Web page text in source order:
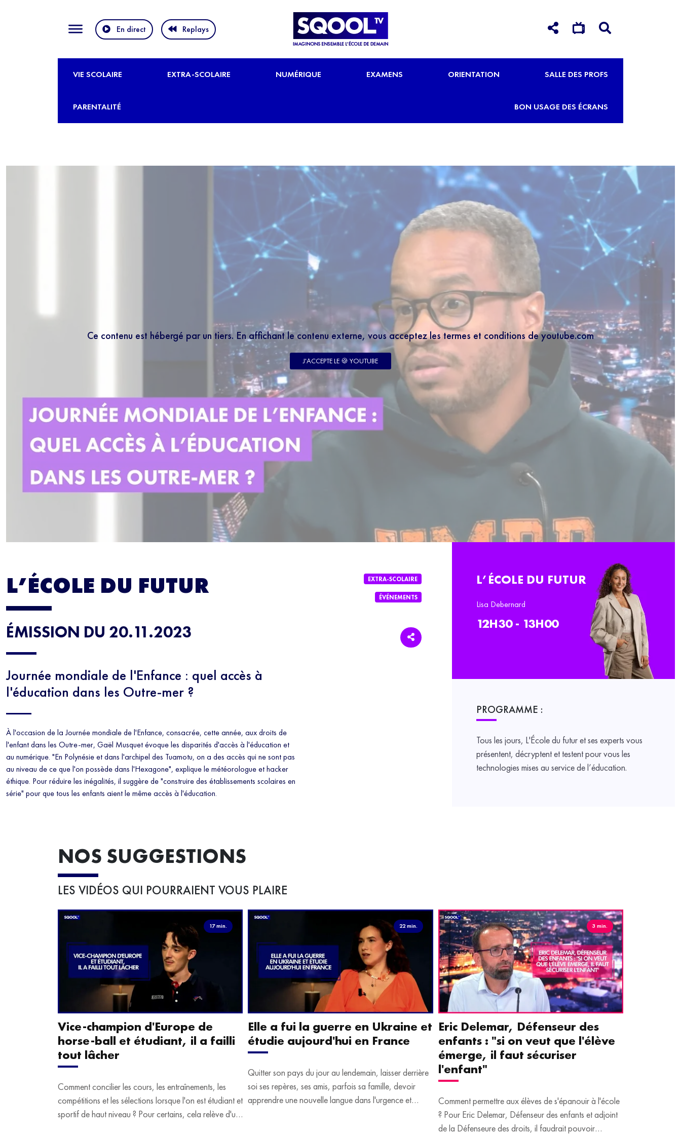
En direct Replays
VIE SCOLAIRE EXTRA-SCOLAIRE NUMÉRIQUE EXAMENS ORIENTATION SALLE DES PROFS
PARENTALITÉ BON USAGE DES ÉCRANS
Ce contenu est hébergé par un tiers. En affichant le contenu externe, vous acceptez les termes et conditions de youtube.com
J'ACCEPTE LE 🍪 YOUTUBE
L’ÉCOLE DU FUTUR
ÉMISSION DU 20.11.2023
Journée mondiale de l'Enfance : quel accès à
l'éducation dans les Outre-mer ?
À l'occasion de la Journée mondiale de l'Enfance, consacrée, cette année, aux droits de
l'enfant dans les Outre-mer, Gaël Musquet évoque les disparités d'accès à l'éducation et
au numérique. "En Polynésie et dans l'archipel des Tuamotu, on a des accès qui ne sont pas
au niveau de ce que l'on possède dans l'Hexagone", explique le météorologue et hacker
éthique. Pour réduire les inégalités, il suggère de "construire des établissements scolaires en
série" pour que tous les enfants aient le même accès à l'éducation.
EXTRA-SCOLAIRE
ÉVÉNEMENTS
L’ÉCOLE DU FUTUR
Lisa Debernard
12H30 - 13H00
PROGRAMME :
Tous les jours, L'École du futur et ses experts vous
présentent, décryptent et testent pour vous les
technologies mises au service de l’éducation.
NOS SUGGESTIONS
LES VIDÉOS QUI POURRAIENT VOUS PLAIRE
17 min.
Vice-champion d'Europe de
horse-ball et étudiant, il a failli
tout lâcher
Comment concilier les cours, les entraînements, les
compétitions et les sélections lorsque l'on est étudiant et
sportif de haut niveau ? Pour certains, cela relève d'un
22 min.
Elle a fui la guerre en Ukraine et
étudie aujourd'hui en France
Quitter son pays du jour au lendemain, laisser derrière
soi ses repères, ses amis, parfois sa famille, devoir
apprendre une nouvelle langue dans l'urgence et
3 min.
Eric Delemar, Défenseur des
enfants : "si on veut que l'élève
émerge, il faut sécuriser
l'enfant"
Comment permettre aux élèves de s'épanouir à l'école
? Pour Eric Delemar, Défenseur des enfants et adjoint
de la Défenseure des droits, il faudrait pouvoir